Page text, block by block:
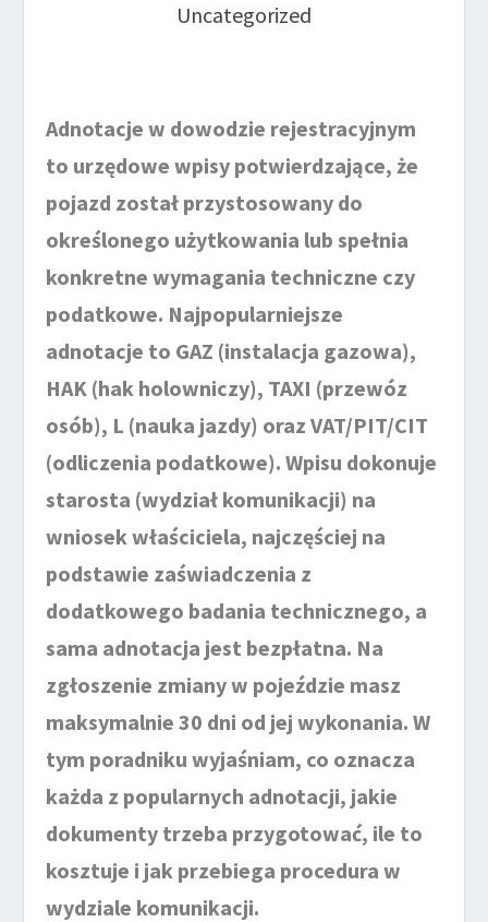
Uncategorized
Adnotacje w dowodzie rejestracyjnym
to urzędowe wpisy potwierdzające, że
pojazd został przystosowany do
określonego użytkowania lub spełnia
konkretne wymagania techniczne czy
podatkowe. Najpopularniejsze
adnotacje to GAZ (instalacja gazowa),
HAK (hak holowniczy), TAXI (przewóz
osób), L (nauka jazdy) oraz VAT/PIT/CIT
(odliczenia podatkowe). Wpisu dokonuje
starosta (wydział komunikacji) na
wniosek właściciela, najczęściej na
podstawie zaświadczenia z
dodatkowego badania technicznego, a
sama adnotacja jest bezpłatna. Na
zgłoszenie zmiany w pojeździe masz
maksymalnie 30 dni od jej wykonania. W
tym poradniku wyjaśniam, co oznacza
każda z popularnych adnotacji, jakie
dokumenty trzeba przygotować, ile to
kosztuje i jak przebiega procedura w
wydziale komunikacji.